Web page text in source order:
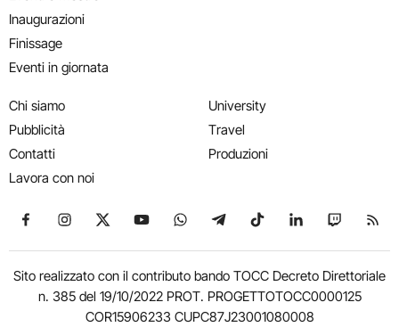
Inaugurazioni
Finissage
Eventi in giornata
Chi siamo
Pubblicità
Contatti
Lavora con noi
University
Travel
Produzioni
Seguici su Facebook
Seguici su Instagram
Seguici su X
Seguici su YouTube
Seguici su WhatsApp
Seguici su Telegram
Seguici su TikTok
Seguici su
Seguici
Sito realizzato con il contributo bando TOCC Decreto Direttoriale
n. 385 del 19/10/2022 PROT. PROGETTOTOCC0000125
COR15906233 CUPC87J23001080008